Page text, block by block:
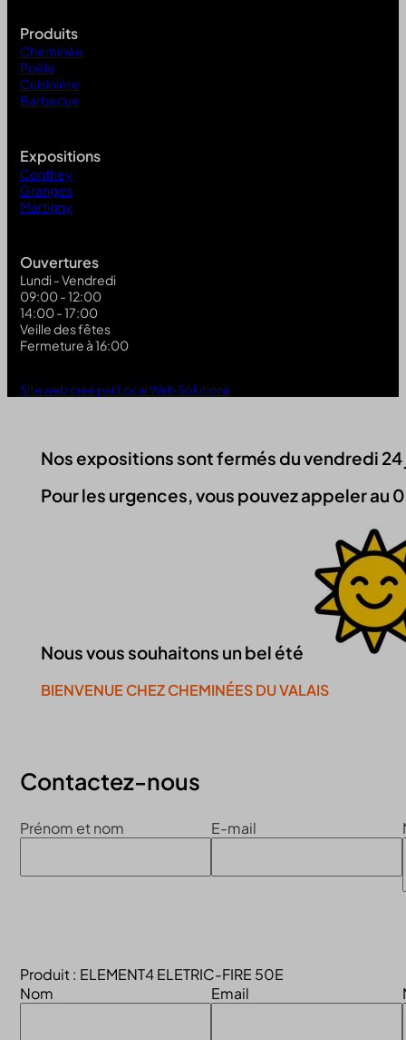
Produits
Cheminée
Poêle
Cuisinière
Barbecue
Expositions
Conthey
Granges
Martigny
Ouvertures
Lundi - Vendredi
09:00 - 12:00
14:00 - 17:00
Veille des fêtes
Fermeture à 16:00
Site web créé par Local Web Solutions
Nos expositions sont fermés du vendredi 24
Pour les urgences, vous pouvez appeler au
Nous vous souhaitons un bel été
BIENVENUE CHEZ CHEMINÉES DU VALAIS
Contactez-nous
Prénom et nom E-mail
Produit : ELEMENT4 ELETRIC-FIRE 50E
Nom
Email